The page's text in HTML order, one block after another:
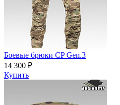
Боевые брюки CP Gen.3
14 300 ₽
Купить